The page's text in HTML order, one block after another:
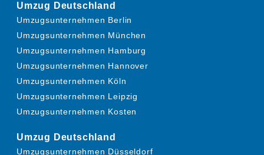
Umzug Deutschland
Umzugsunternehmen Berlin
Umzugsunternehmen München
Umzugsunternehmen Hamburg
Umzugsunternehmen Hannover
Umzugsunternehmen Köln
Umzugsunternehmen Leipzig
Umzugsunternehmen Kosten
Umzug Deutschland
Umzugsunternehmen Düsseldorf